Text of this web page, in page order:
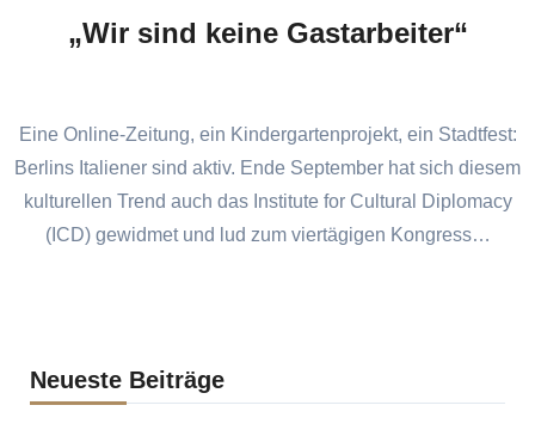
„Wir sind keine Gastarbeiter“
Eine Online-Zeitung, ein Kindergartenprojekt, ein Stadtfest:
Berlins Italiener sind aktiv. Ende September hat sich diesem
kulturellen Trend auch das Institute for Cultural Diplomacy
(ICD) gewidmet und lud zum viertägigen Kongress…
Neueste Beiträge